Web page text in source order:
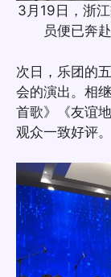
3月19日，浙
员便已奔
次日，乐团的
会的演出。相
首歌》《友谊
观众一致好评。